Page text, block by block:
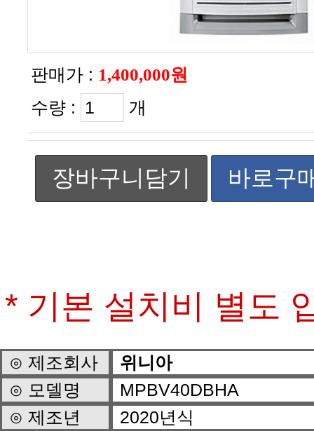
판매가 : 1,400,000원
수량 : 개
장바구니담기 바로구
* 기본 설치비 별도
⊙ 제조회사
위니아
⊙ 모델명
MPBV40DBHA
⊙ 제조년
2020년식